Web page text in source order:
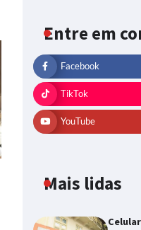
Entre em
Facebook
TikTok
YouTube
Mais lidas